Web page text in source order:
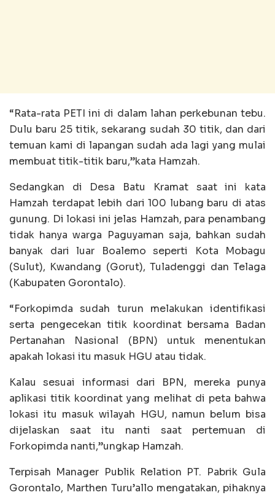
“Rata-rata PETI ini di dalam lahan perkebunan tebu.
Dulu baru 25 titik, sekarang sudah 30 titik, dan dari
temuan kami di lapangan sudah ada lagi yang mulai
membuat titik-titik baru,”kata Hamzah.
Sedangkan di Desa Batu Kramat saat ini kata
Hamzah terdapat lebih dari 100 lubang baru di atas
gunung. Di lokasi ini jelas Hamzah, para penambang
tidak hanya warga Paguyaman saja, bahkan sudah
banyak dari luar Boalemo seperti Kota Mobagu
(Sulut), Kwandang (Gorut), Tuladenggi dan Telaga
(Kabupaten Gorontalo).
“Forkopimda sudah turun melakukan identifikasi
serta pengecekan titik koordinat bersama Badan
Pertanahan Nasional (BPN) untuk menentukan
apakah lokasi itu masuk HGU atau tidak.
Kalau sesuai informasi dari BPN, mereka punya
aplikasi titik koordinat yang melihat di peta bahwa
lokasi itu masuk wilayah HGU, namun belum bisa
dijelaskan saat itu nanti saat pertemuan di
Forkopimda nanti,”ungkap Hamzah.
Terpisah Manager Publik Relation PT. Pabrik Gula
Gorontalo, Marthen Turu’allo mengatakan, pihaknya